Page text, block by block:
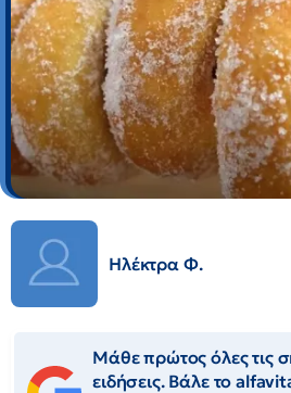
Ηλέκτρα Φ.
Μάθε πρώτος όλες τις
ειδήσεις. Βάλε το